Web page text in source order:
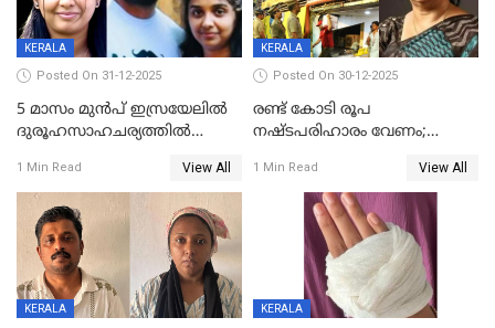
KERALA
Posted On 31-12-2025
5 മാസം മുൻപ് ഇസ്രയേലിൽ
ദുരൂഹസാഹചര്യത്തിൽ
മലയാളി യുവാവിന്റെ ഭാര്യയും
മരിച്ചു
1 Min Read View All
KERALA
Posted On 30-12-2025
രണ്ട് കോടി രൂപ
നഷ്ടപരിഹാരം വേണം;
നോട്ടീസയച്ച് ഉമാ തോമസ്
1 Min Read View All
KERALA KERALA